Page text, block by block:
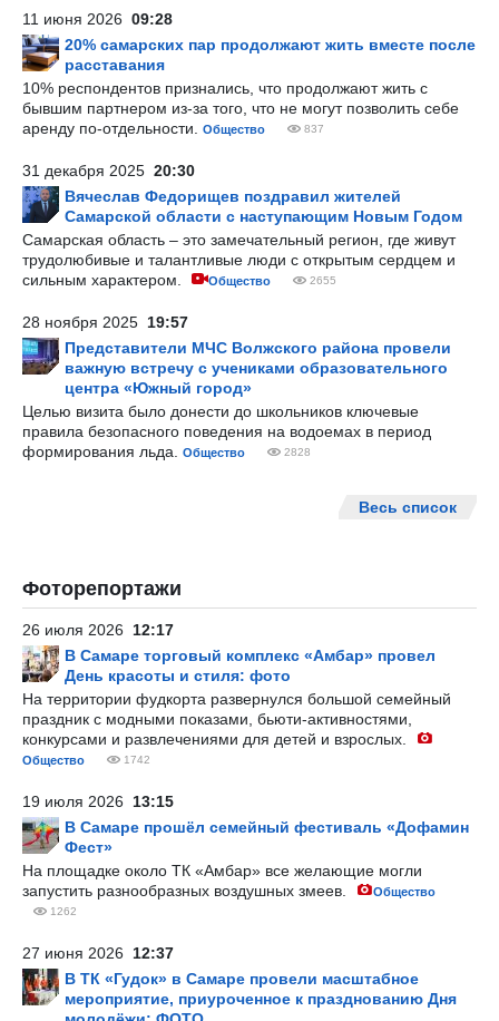
11 июня 2026 09:28
20% самарских пар продолжают жить вместе после
расставания
10% респондентов признались, что продолжают жить с
бывшим партнером из-за того, что не могут позволить себе
аренду по-отдельности.
Общество 837
31 декабря 2025 20:30
Вячеслав Федорищев поздравил жителей
Самарской области с наступающим Новым Годом
Самарская область – это замечательный регион, где живут
трудолюбивые и талантливые люди с открытым сердцем и
сильным характером.
Общество 2655
28 ноября 2025 19:57
Представители МЧС Волжского района провели
важную встречу с учениками образовательного
центра «Южный город»
Целью визита было донести до школьников ключевые
правила безопасного поведения на водоемах в период
формирования льда.
Общество 2828
Весь список
Фоторепортажи
26 июля 2026 12:17
В Самаре торговый комплекс «Амбар» провел
День красоты и стиля: фото
На территории фудкорта развернулся большой семейный
праздник с модными показами, бьюти-активностями,
конкурсами и развлечениями для детей и взрослых.
Общество 1742
19 июля 2026 13:15
В Самаре прошёл семейный фестиваль «Дофамин
Фест»
На площадке около ТК «Амбар» все желающие могли
запустить разнообразных воздушных змеев.
Общество
1262
27 июня 2026 12:37
В ТК «Гудок» в Самаре провели масштабное
мероприятие, приуроченное к празднованию Дня